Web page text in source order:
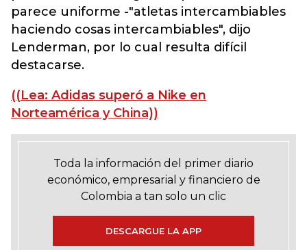
parece uniforme -"atletas intercambiables
haciendo cosas intercambiables", dijo
Lenderman, por lo cual resulta difícil
destacarse.
((Lea: Adidas superó a Nike en
Norteamérica y China))
Toda la información del primer diario
económico, empresarial y financiero de
Colombia a tan solo un clic
DESCARGUE LA APP